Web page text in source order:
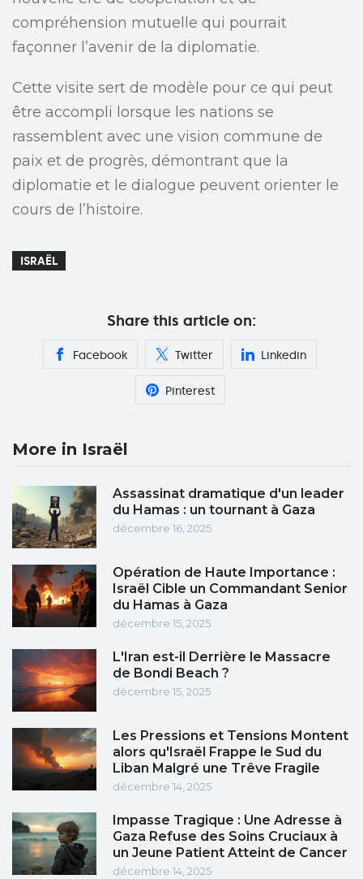
compréhension mutuelle qui pourrait
façonner l’avenir de la diplomatie.
Cette visite sert de modèle pour ce qui peut
être accompli lorsque les nations se
rassemblent avec une vision commune de
paix et de progrès, démontrant que la
diplomatie et le dialogue peuvent orienter le
cours de l’histoire.
ISRAËL
Share this article on:
Facebook Twitter Linkedin
Pinterest
More in Israël
Assassinat dramatique d'un leader
du Hamas : un tournant à Gaza
décembre 16, 2025
Opération de Haute Importance :
Israël Cible un Commandant Senior
du Hamas à Gaza
décembre 15, 2025
L'Iran est-il Derrière le Massacre
de Bondi Beach ?
décembre 15, 2025
Les Pressions et Tensions Montent
alors qu'Israël Frappe le Sud du
Liban Malgré une Trêve Fragile
décembre 14, 2025
Impasse Tragique : Une Adresse à
Gaza Refuse des Soins Cruciaux à
un Jeune Patient Atteint de Cancer
décembre 14, 2025